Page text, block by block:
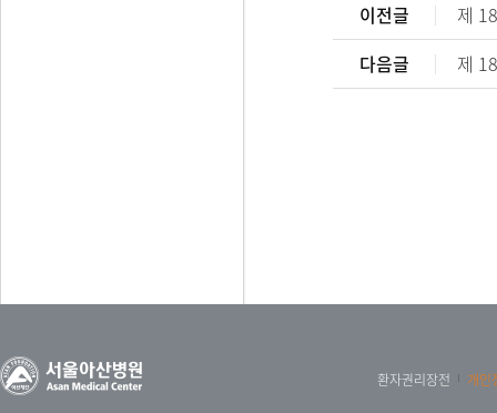
이전글
제
다음글
제
환자권리장전 개인